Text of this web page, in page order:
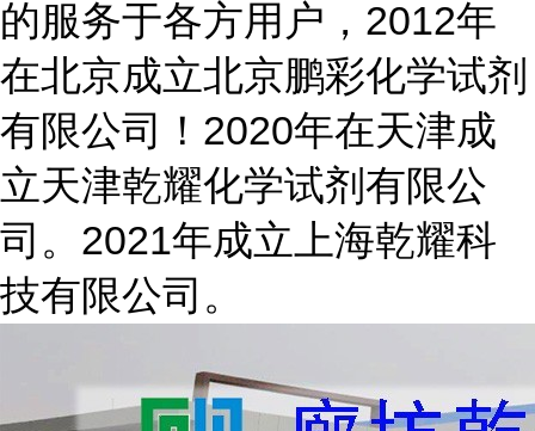
的服务于各方用户，2012年
在北京成立北京鹏彩化学试剂
有限公司！2020年在天津成
立天津乾耀化学试剂有限公
司。2021年成立上海乾耀科
技有限公司。